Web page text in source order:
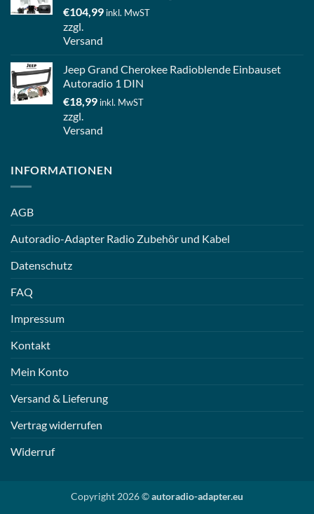
€104,99 inkl. MwST
zzgl.
Versand
Jeep Grand Cherokee Radioblende Einbauset
Autoradio 1 DIN
€18,99 inkl. MwST
zzgl.
Versand
INFORMATIONEN
AGB
Autoradio-Adapter Radio Zubehör und Kabel
Datenschutz
FAQ
Impressum
Kontakt
Mein Konto
Versand & Lieferung
Vertrag widerrufen
Widerruf
Copyright 2026 ©autoradio-adapter.eu